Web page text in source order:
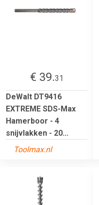
€ 39.31
DeWalt DT9416
EXTREME SDS-Max
Hamerboor - 4
snijvlakken - 20...
Toolmax.nl